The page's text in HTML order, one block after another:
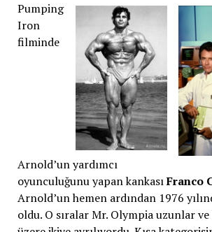
Pumping
Iron
filminde
Arnold’un yardımcı
oyunculuğunu yapan kankasıFranco
Arnold’un hemen ardından 1976
oldu. O sıralar Mr. Olympia uzunlar ve